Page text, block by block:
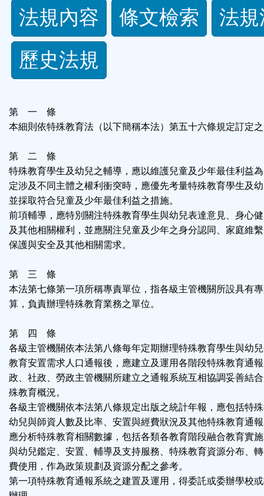
法
規
功
按
鈕
區
法規內容 條文檢索
法
歷史法規
第 一 條
本細則依特殊教育法（以下簡稱本法）第五十六條規定訂定
第 二 條
特殊教育學生及幼兒之輔導，應以維護兒童及少年最佳利益
定涉及不同主體之權利衝突時，應優先考量特殊教育學生及
並採取符合兒童及少年最佳利益之措施。
前項輔導，應特別關注特殊教育學生與幼兒表達意見、身心
及其他相關權利，並應關注兒童及少年之身分認同、家庭維
保護與安全及其他相關需求。
第 三 條
本法第七條第一項所稱專責單位，指各級主管機關所設具有
算，負責辦理特殊教育業務之單位。
第 四 條
各級主管機關依本法第八條每年定期辦理特殊教育學生與幼
教育安置需求人口通報後，應建立及運用各階段特殊教育通
政、社政、勞政主管機關所建立之通報系統互相協調妥善結
殊教育概況。
各級主管機關依本法第八條規定出版之統計年報，應包括特
幼兒與師資人數及比率、安置與經費狀況及其他特殊教育通
應分析特殊教育相關數據，包括各類各教育階段融合教育實
與幼兒鑑定、安置、輔導及支持服務、特殊教育資源分布、
費使用，作為政策規劃及資源分配之參考。
第一項特殊教育通報系統之建置及運用，得委託或委辦學校